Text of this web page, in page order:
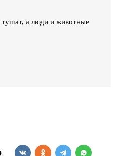
а люди и животные